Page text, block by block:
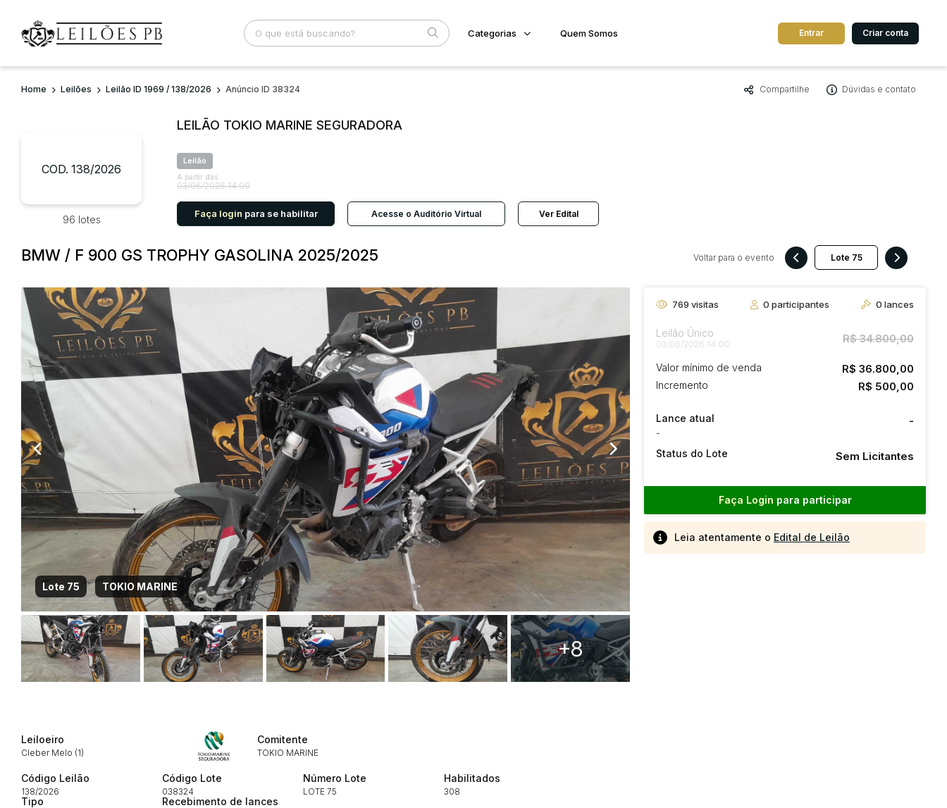
Busca por palavra-chave Categoria Cidade
Categorias Quem Somos Entrar Criar conta
Home Leilões Leilão ID 1969 / 138/2026 Anúncio ID 38324 Compartilhe Dúvidas e contato
COD. 138/2026
96 lotes
LEILÃO TOKIO MARINE SEGURADORA
Leilão
A partir das
03/06/2026 14:00
Faça login para se habilitar Acesse o Auditório Virtual Ver Edital
BMW / F 900 GS TROPHY GASOLINA 2025/2025 Voltar para o evento
Lote 75 TOKIO MARINE
+8
769 visitas 0 participantes 0 lances
Leilão Único
03/06/2026 14:00 R$ 34.800,00
Valor mínimo de venda R$ 36.800,00
Incremento R$ 500,00
Lance atual
-
-
Status do Lote Sem Licitantes
Faça Login para participar
Leia atentamente o Edital de Leilão
Leiloeiro
Cleber Melo (1)
Comitente
TOKIO MARINE
Código Leilão
138/2026
Código Lote
038324
Número Lote
LOTE 75
Habilitados
308
Tipo Recebimento de lances
Envie sua Proposta
14/04/2025 18:43:11Clique aqui para fazer login
Habilite-se para efetuar lances ou propostas